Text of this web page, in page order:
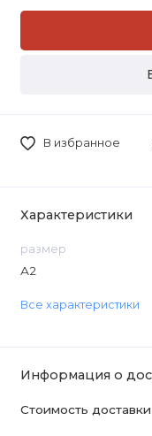
В избранное
Характеристики
размер
А2
Все характеристики
Информация о
Стоимость доставки